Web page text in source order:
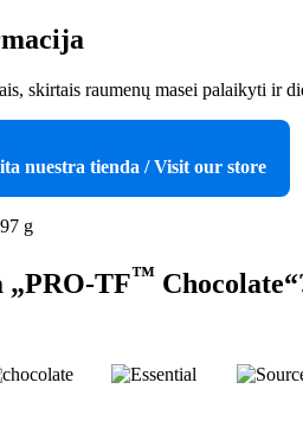
skirtais raumenų masei palaikyti ir
nuestra tienda / Visit our store
g
„PRO-TF™